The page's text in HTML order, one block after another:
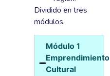
Dividido en tres
módulos.
Módulo 1
Emprendimiento
Cultural